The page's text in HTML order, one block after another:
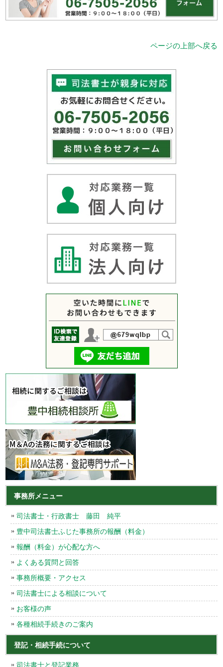
ページの上部へ戻る
事務所メニュー
司法書士・行政書士 藤田 純平
豊中司法書士ふじた事務所の報酬（料金）
報酬（料金）が心配な方へ
よくある質問と回答
事務所概要・アクセス
司法書士による相談について
お客様の声
各種相続手続きのご案内
登記・相続手続について
司法書士と登記業務